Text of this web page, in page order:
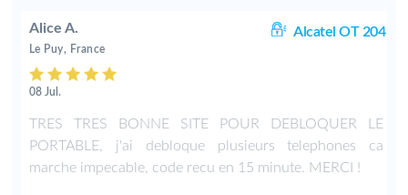
Alice A. Alcatel OT 204
Le Puy, France
08 Jul.
TRES TRES BONNE SITE POUR DEBLOQUER LE
PORTABLE, j'ai debloque plusieurs telephones ca
marche impecable, code recu en 15 minute. MERCI !